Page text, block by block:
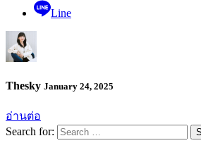
Line
Thesky January 24, 2025
อ่านต่อ
Search for: